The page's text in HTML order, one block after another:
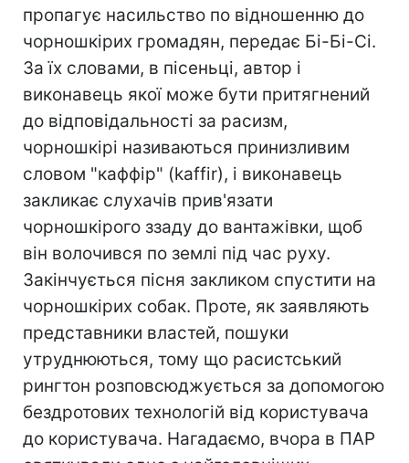
пропагує насильство по відношенню до
чорношкірих громадян, передає Бі-Бі-Сі.
За їх словами, в пісеньці, автор і
виконавець якої може бути притягнений
до відповідальності за расизм,
чорношкірі називаються принизливим
словом "каффір" (kaffir), і виконавець
закликає слухачів прив'язати
чорношкірого ззаду до вантажівки, щоб
він волочився по землі під час руху.
Закінчується пісня закликом спустити на
чорношкірих собак. Проте, як заявляють
представники властей, пошуки
утруднюються, тому що расистський
рингтон розповсюджується за допомогою
бездротових технологій від користувача
до користувача. Нагадаємо, вчора в ПАР